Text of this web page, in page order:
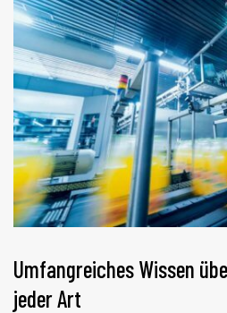
Umfangreiches Wissen
jeder Art